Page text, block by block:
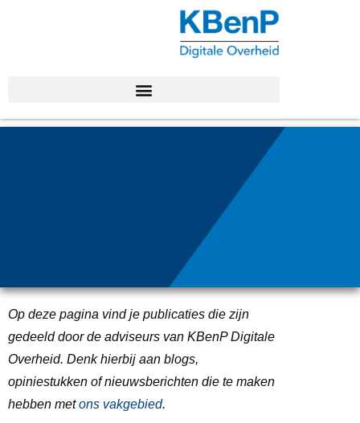
Publi
caties
Op deze pagina vind je publicaties die zijn
gedeeld door de adviseurs van KBenP Digitale
Overheid. Denk hierbij aan blogs,
opiniestukken of nieuwsberichten die te maken
hebben metons vakgebied.